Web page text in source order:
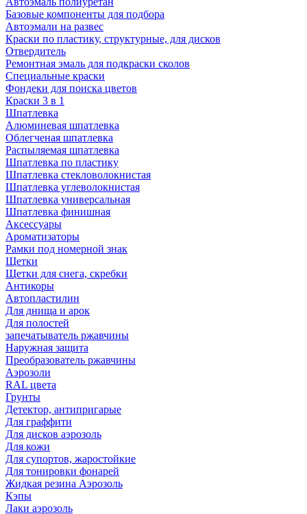
Базовые компоненты для подбора
Автоэмали на развес
Краски по пластику, структурные, для дисков
Отвердитель
Ремонтная эмаль для подкраски сколов
Специальные краски
Фондеки для поиска цветов
Краски 3 в 1
Шпатлевка
Алюминевая шпатлевка
Облегченая шпатлевка
Распыляемая шпатлевка
Шпатлевка по пластику
Шпатлевка стекловолокнистая
Шпатлевка углеволокнистая
Шпатлевка универсальная
Шпатлевка финишная
Аксессуары
Ароматизаторы
Рамки под номерной знак
Щетки
Щетки для снега, скребки
Антикоры
Автопластилин
Для днища и арок
Для полостей
запечатыватель ржавчины
Наружная защита
Преобразователь ржавчины
Аэрозоли
RAL цвета
Грунты
Детектор, антипригарые
Для граффити
Для дисков аэрозоль
Для кожи
Для супортов, жаростойкие
Для тонировки фонарей
Жидкая резина Аэрозоль
Кэпы
Лаки аэрозоль